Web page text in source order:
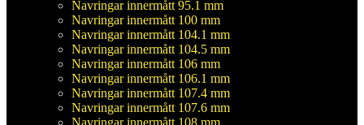
Navringar innermått 95.1 mm
Navringar innermått 100 mm
Navringar innermått 104.1 mm
Navringar innermått 104.5 mm
Navringar innermått 106 mm
Navringar innermått 106.1 mm
Navringar innermått 107.4 mm
Navringar innermått 107.6 mm
Navringar innermått 108 mm